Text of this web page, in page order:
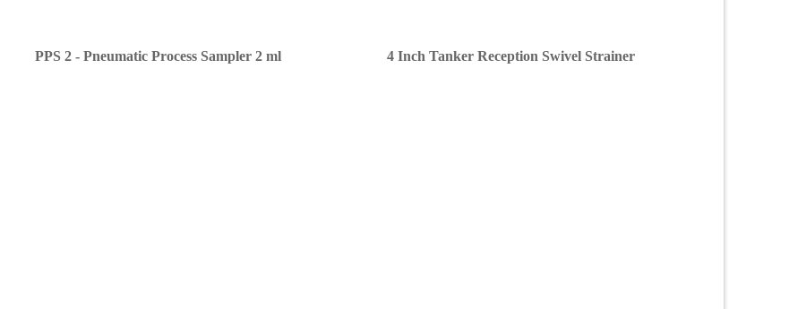
PPS 2 - Pneumatic Process Sampler 2 ml 4 Inch Tanker Reception Swivel Strainer